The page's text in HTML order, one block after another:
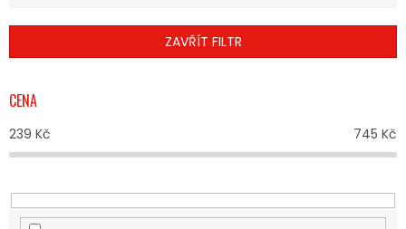
N
Í
R
O
D
U
T
Ů
ZAVŘÍT FILTR
CENA
239 Kč 745 Kč